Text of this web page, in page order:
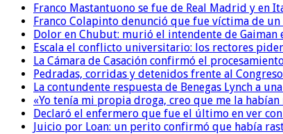
Franco Mastantuono se fue de Real Madrid y
Franco Colapinto denunció que fue víctima de
Dolor en Chubut: murió el intendente de Gaiman
Escala el conflicto universitario: los rectores
La Cámara de Casación confirmó el
Pedradas, corridas y detenidos frente al
La contundente respuesta de Benegas Lynch a
«Yo tenía mi propia droga, creo que me la
Declaró el enfermero que fue el último en ver
Juicio por Loan: un perito confirmó que había